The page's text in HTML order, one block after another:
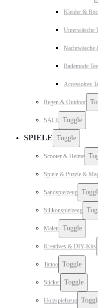
Kleider &
Unterwäsche
Nachtwäsche
Bademode
Accessoires
Regen & Outdoor
SALE Toggle
SPIELE Toggle
Scooter & Helme
Spiele & Puzzle &
Sandspielzeug
Silikonspielzeug
Malen Toggle
Kreatives & DIY-Kits
Tattoo Toggle
Sticker Toggle
Holzspielzeug